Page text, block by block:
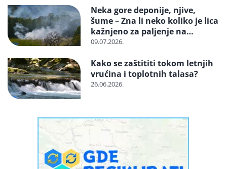
Neka gore deponije, njive,
šume – Zna li neko koliko je lica
kažnjeno za paljenje na
otvorenom
09.07.2026.
Kako se zaštititi tokom letnjih
vrućina i toplotnih talasa?
26.06.2026.